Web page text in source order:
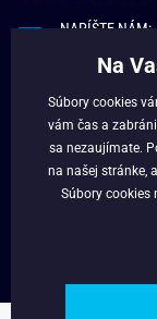
NAPÍŠTE NÁM:
O NÁS
VERNOSTNÝ PROGRAM
BLOG
Na
Súbory cookies
vám čas a
sa nezaujímate.
na našej stránke,
Súbory cookies